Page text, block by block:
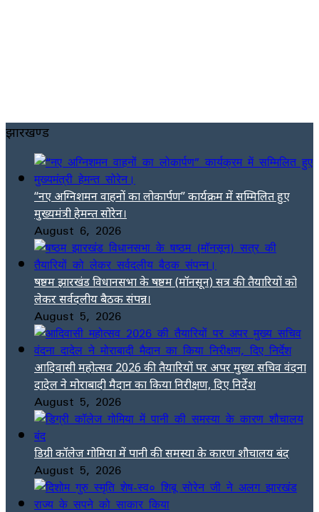
झारखण्ड
“नए अग्निशमन वाहनों का लोकार्पण” कार्यक्रम में सम्मिलित हुए
मुख्यमंत्री हेमन्त सोरेन।
August 6, 2026
षष्ठम झारखंड विधानसभा के षष्ठम (मॉनसून) सत्र की तैयारियों को
लेकर सर्वदलीय बैठक संपन्न।
August 5, 2026
आदिवासी महोत्सव 2026 की तैयारियों पर अपर मुख्य सचिव वंदना
दादेल ने मोराबादी मैदान का किया निरीक्षण, दिए निर्देश
August 5, 2026
डिग्री कॉलेज गोमिया में पानी की समस्या के कारण शौचालय बंद
August 5, 2026